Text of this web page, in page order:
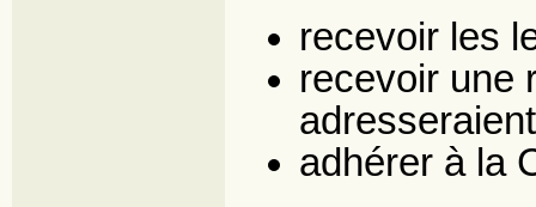
recevoir les
recevoir une
adresseraient
adhérer à la